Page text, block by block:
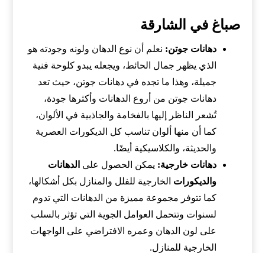
صباغ في الشارقة
دهانات جوتن: نعلم أن نوع الدهان ولونه وجودته هو
الذي يظهر جمال الحائط، ويجعله يبدو كلوحة فنية
جميلة، وهذا ما تجده في دهانات جوتن، حيث تعد
دهانات جوتن من أروع الدهانات وأكثرها جودة،
تُشعر الناظر إليها بالفخامة والجاذبية في الألوان،
كما أن منها ألوان تناسب كل الديكورات العصرية
والحديثة، والكلاسيكية أيضًا.
دهانات خارجية: يمكن الحصول على الدهانات
والديكورات الخارجية للفلل والمنازل بكل أشكالها،
كما تتوفر مجموعة مميزة من الدهانات التي تدوم
لسنوات وتتحمل العوامل الجوية التي تؤثر بالسلب
على لون الدهان وعمره الافتراضي على الواجهات
الخارجية للمنازل.